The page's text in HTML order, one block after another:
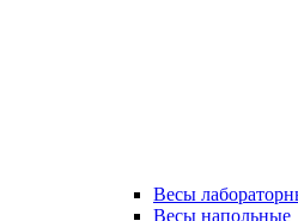
Весы
Весы напольные